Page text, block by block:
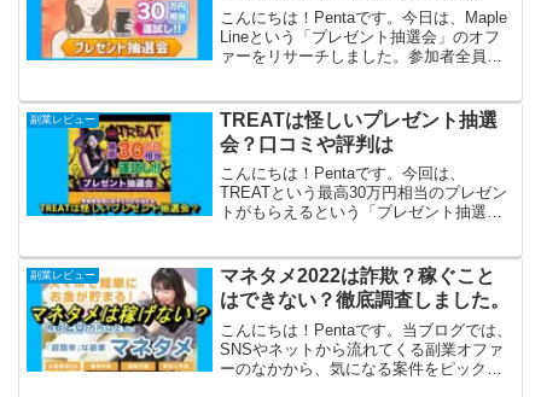
こんにちは！Pentaです。今日は、Maple
Lineという「プレゼント抽選会」のオフ
ァーをリサーチしました。参加者全員に
ね。詐欺まがいなニオイがします。危険
を顧...
副業レビュー
TREATは怪しいプレゼント抽選
会？口コミや評判は
こんにちは！Pentaです。今回は、
TREATという最高30万円相当のプレゼン
トがもらえるという「プレゼント抽選
たね～。ほんとうにプレゼントはもらえ
るのか、実際に試...
副業レビュー
マネタメ2022は詐欺？稼ぐこと
はできない？徹底調査しました。
こんにちは！Pentaです。当ブログでは、
SNSやネットから流れてくる副業オファ
ーのなかから、気になる案件をピックア